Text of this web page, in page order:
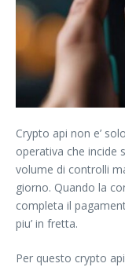
Crypto api non e’
operativa che incide
volume di controlli
giorno. Quando la
completa il
piu’ in fretta.
Per questo crypto